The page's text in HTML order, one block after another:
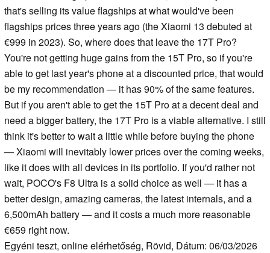
that's selling its value flagships at what would've been
flagships prices three years ago (the Xiaomi 13 debuted at
€999 in 2023). So, where does that leave the 17T Pro?
You're not getting huge gains from the 15T Pro, so if you're
able to get last year's phone at a discounted price, that would
be my recommendation — it has 90% of the same features.
But if you aren't able to get the 15T Pro at a decent deal and
need a bigger battery, the 17T Pro is a viable alternative. I still
think it's better to wait a little while before buying the phone
— Xiaomi will inevitably lower prices over the coming weeks,
like it does with all devices in its portfolio. If you'd rather not
wait, POCO's F8 Ultra is a solid choice as well — it has a
better design, amazing cameras, the latest internals, and a
6,500mAh battery — and it costs a much more reasonable
€659 right now.
Egyéni teszt, online elérhetőség, Rövid, Dátum: 06/03/2026